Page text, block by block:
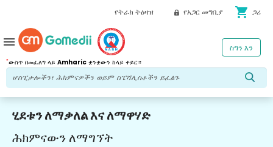
የትራክ ትዕዛዝ የአጋር መግቢያ shopping_cart ጋሪ
*ውስጥ በመፈለግ ላይ Amharic ቋንቋውን ከላይ ቀይር።
ስግን እን
menu
ሂደቱን ለማቃለል እና ለማዋሃድ
ሕክምናውን ለማግኘት